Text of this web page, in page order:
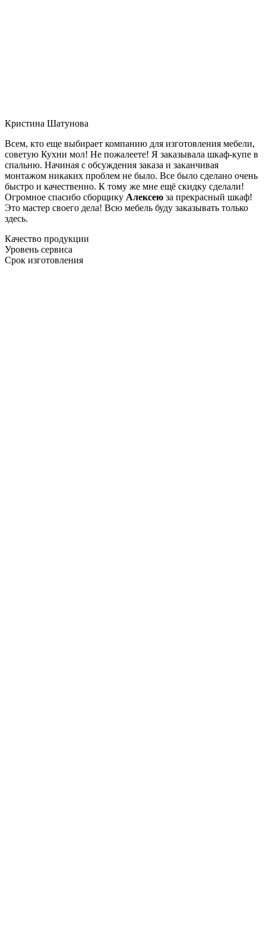
Кристина Шатунова
Всем, кто еще выбирает компанию для изготовления мебели,
советую Кухни мол! Не пожалеете! Я заказывала шкаф-купе в
спальню. Начиная с обсуждения заказа и заканчивая
монтажом никаких проблем не было. Все было сделано очень
быстро и качественно. К тому же мне ещё скидку сделали!
Огромное спасибо сборщику Алексею за прекрасный шкаф!
Это мастер своего дела! Всю мебель буду заказывать только
здесь.
Качество продукции
Уровень сервиса
Срок изготовления